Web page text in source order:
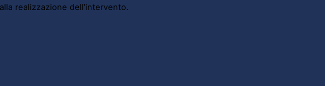
realizzazione dell’intervento.